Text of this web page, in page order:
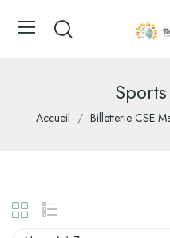
Accueil Billetterie CSE